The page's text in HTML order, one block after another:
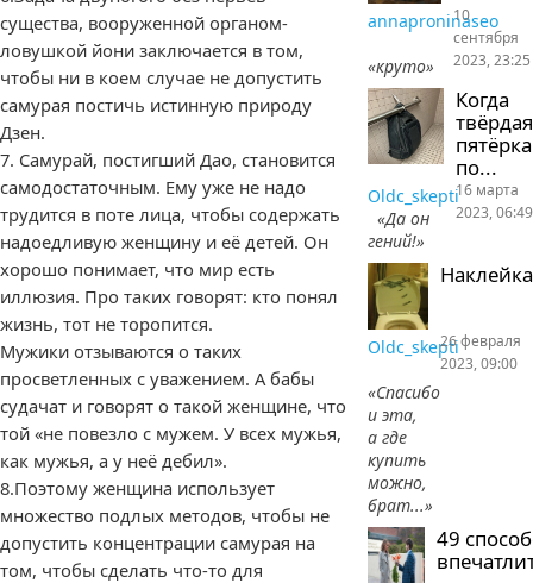
существа, вооруженной органом-
ловушкой йони заключается в том,
чтобы ни в коем случае не допустить
самурая постичь истинную природу
Дзен.
7. Самурай, постигший Дао, становится
самодостаточным. Ему уже не надо
трудится в поте лица, чтобы содержать
надоедливую женщину и её детей. Он
хорошо понимает, что мир есть
иллюзия. Про таких говорят: кто понял
жизнь, тот не торопится.
Мужики отзываются о таких
просветленных с уважением. А бабы
судачат и говорят о такой женщине, что
той «не повезло с мужем. У всех мужья,
как мужья, а у неё дебил».
8.Поэтому женщина использует
множество подлых методов, чтобы не
допустить концентрации самурая на
том, чтобы сделать что-то для
annaproninaseo
«круто»
10
сентября
2023, 23:25
Когда
твёрдая
пятёрка
по...
Oldc_skepti
«Да он
гений!»
16 марта
2023, 06:49
Наклейка
Oldc_skepti
«Спасибо
и эта,
а где
купить
можно,
брат...»
26 февраля
2023, 09:00
49